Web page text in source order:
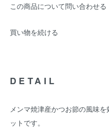
この商品について問い合わせる
買い物を続ける
DETAIL
メンマ焼津産かつお節の風味
ットです。